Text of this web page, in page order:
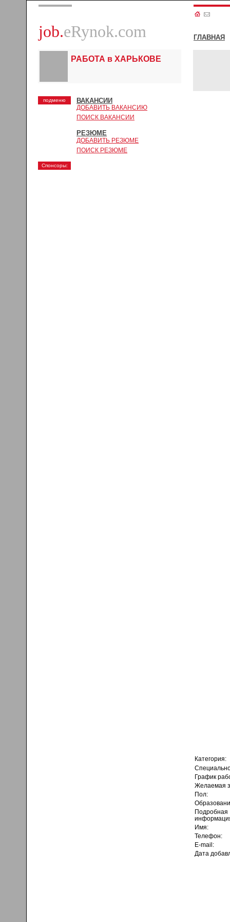
job.eRynok.com ГЛАВНАЯ
РАБОТА в ХАРЬКОВЕ
подменю ВАКАНСИИ
ДОБАВИТЬ ВАКАНСИЮ
ПОИСК ВАКАНСИИ
РЕЗЮМЕ
ДОБАВИТЬ РЕЗЮМЕ
ПОИСК РЕЗЮМЕ
Спонсоры:
Категория:
График
Желаемая
Пол:
Подробная
Имя:
Телефон:
E-mail:
Дата